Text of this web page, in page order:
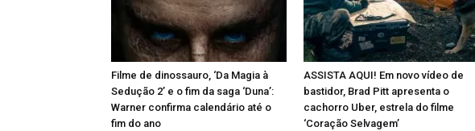
Filme de dinossauro, ‘Da Magia à
Sedução 2’ e o fim da saga ‘Duna’:
Warner confirma calendário até o
fim do ano
ASSISTA AQUI! Em novo vídeo de
bastidor, Brad Pitt apresenta o
cachorro Uber, estrela do filme
‘Coração Selvagem’